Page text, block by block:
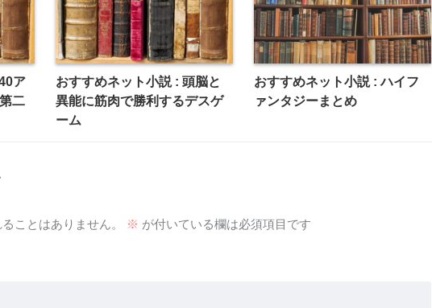
ア
二
おすすめネット小説 : 頭脳と
異能に筋肉で勝利するデスゲ
ーム
おすすめネット小説 : ハイフ
ァンタジーまとめ
ことはありません。 ※ が付いている欄は必須項目です